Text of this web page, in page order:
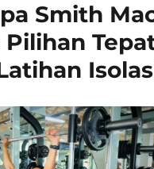
Smith
Pilihan